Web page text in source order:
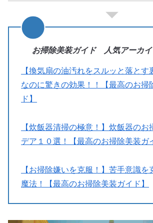
お掃除美装ガイド 人気アーカイ
【換気扇の油汚れをスルッと落とす
なのに驚きの効果！！【最高のお掃
ド】
【炊飯器清掃の極意！】炊飯器のお
デア１０選！【最高のお掃除美装ガ
【お掃除嫌いを克服！】苦手意識を
魔法！【最高のお掃除美装ガイド】